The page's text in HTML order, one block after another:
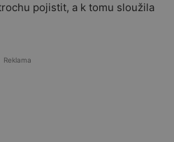
pojistit, a k tomu sloužila
Reklama